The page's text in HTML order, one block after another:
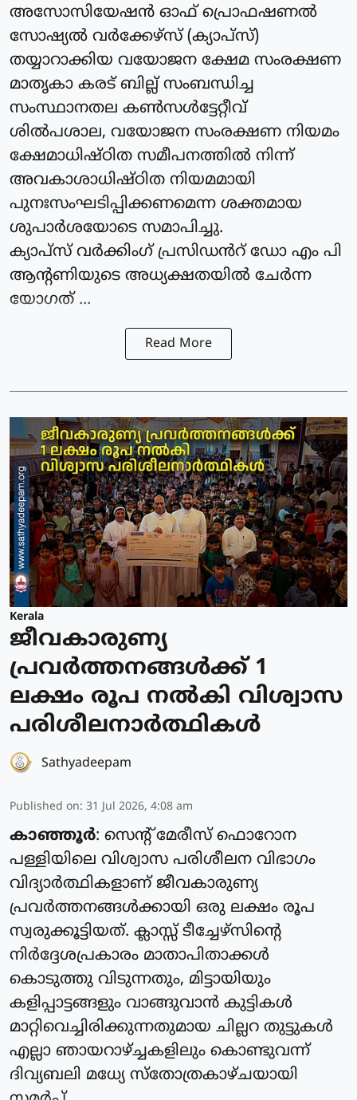
അസോസിയേഷൻ ഓഫ് പ്രൊഫഷണൽ
സോഷ്യൽ വർക്കേഴ്സ് (ക്യാപ്‌സ്)
തയ്യാറാക്കിയ വയോജന ക്ഷേമ സംരക്ഷണ
മാതൃകാ കരട് ബില്ല് സംബന്ധിച്ച
സംസ്ഥാനതല കൺസൾട്ടേറ്റീവ്
ശിൽപശാല, വയോജന സംരക്ഷണ നിയമം
ക്ഷേമാധിഷ്ഠിത സമീപനത്തിൽ നിന്ന്
അവകാശാധിഷ്ഠിത നിയമമായി
പുനഃസംഘടിപ്പിക്കണമെന്ന ശക്തമായ
ശുപാർശയോടെ സമാപിച്ചു.
ക്യാപ്‌സ് വർക്കിംഗ്‌ പ്രസിഡൻറ് ഡോ എം പി
ആന്റണിയുടെ അധ്യക്ഷതയിൽ ചേർന്ന
യോഗത് ...
Read More
Kerala
ജീവകാരുണ്യ
പ്രവർത്തനങ്ങൾക്ക് 1
ലക്ഷം രൂപ നൽകി വിശ്വാസ
പരിശീലനാർത്ഥികൾ
Sathyadeepam
Published on: 31 Jul 2026, 4:08 am
കാഞ്ഞൂർ: സെന്റ് മേരീസ് ഫൊറോന
പള്ളിയിലെ വിശ്വാസ പരിശീലന വിഭാഗം
വിദ്യാർത്ഥികളാണ് ജീവകാരുണ്യ
പ്രവർത്തനങ്ങൾക്കായി ഒരു ലക്ഷം രൂപ
സ്വരുക്കൂട്ടിയത്. ക്ലാസ്സ്‌ ടീച്ചേഴ്സിന്റെ
നിർദ്ദേശപ്രകാരം മാതാപിതാക്കൾ
കൊടുത്തു വിടുന്നതും, മിട്ടായിയും
കളിപ്പാട്ടങ്ങളും വാങ്ങുവാൻ കുട്ടികൾ
മാറ്റിവെച്ചിരിക്കുന്നതുമായ ചില്ലറ തുട്ടുകൾ
എല്ലാ ഞായറാഴ്ച്ചകളിലും കൊണ്ടുവന്ന്
ദിവ്യബലി മധ്യേ സ്തോത്രകാഴ്ചയായി